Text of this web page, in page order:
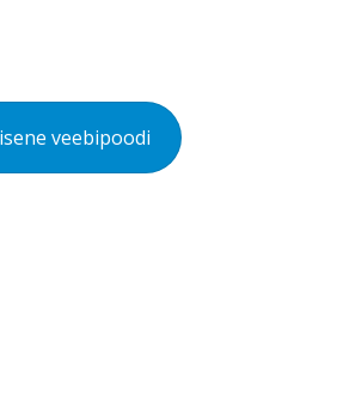
veebipoodi